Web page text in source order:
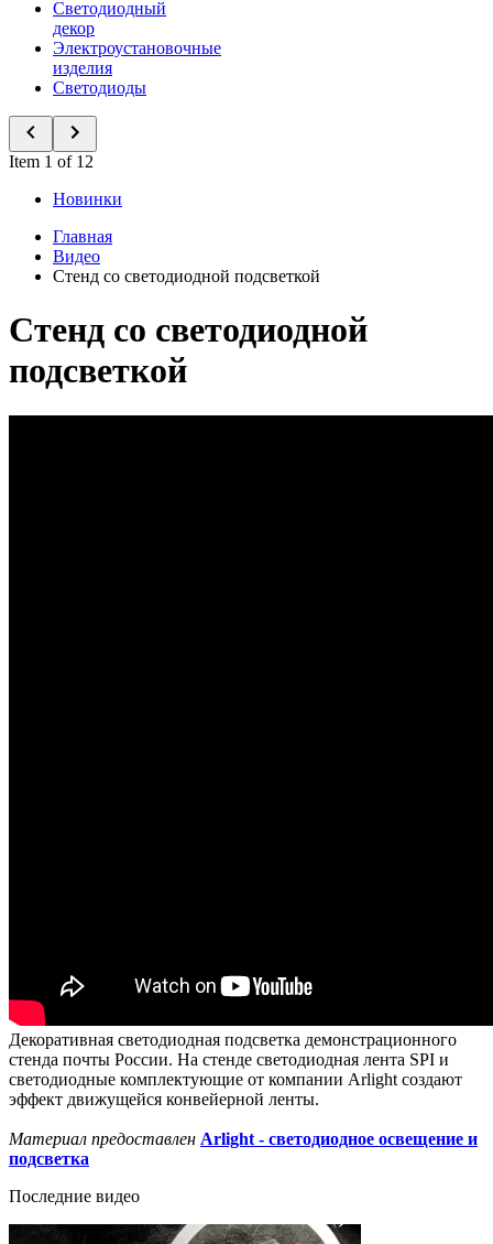
Светодиодный
декор
Электроустановочные
изделия
Светодиоды
Item 1 of 12
Новинки
Главная
Видео
Стенд со светодиодной подсветкой
Стенд со светодиодной
подсветкой
Декоративная светодиодная подсветка демонстрационного
стенда почты России. На стенде светодиодная лента SPI и
светодиодные комплектующие от компании Arlight создают
эффект движущейся конвейерной ленты.
Материал предоставлен Arlight - светодиодное освещение и
подсветка
Последние видео